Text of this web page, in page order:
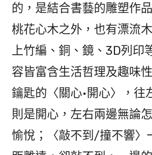
的，是結合書藝的雕塑作
桃花心木之外，也有漂流
上竹編、銅、鏡、3D列印
容皆富含生活哲理及趣味
鑰匙的〈關心•開心〉，往
則是開心，左右兩邊無論
愉悅；〈敲不到/撞不響〉